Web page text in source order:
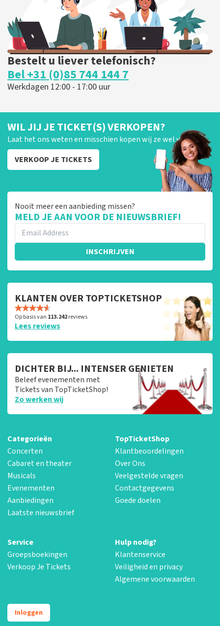
Bestelt u liever telefonisch?
Bel +31 (0)85 744 144 7
Werkdagen 12:00 - 17:00 uur
WIL JIJ JE TICKET(S) VERKOPEN?
Laat het ons weten en misschien kopen wij ze wel van je!
VERKOOP JE TICKETS
Nooit meer een aanbieding missen?
MELD JE AAN VOOR DE NIEUWSBRIEF!
INSCHRIJVEN
KLANTEN OVER TOPTICKETSHOP
Op basis van 113.242reviews
Lees reviews
DICHTER BIJ... INTENSER GENIETEN
Beleef evenementen met
Tickets van TopTicketShop!
Zo werken wij
Categorieën
Concerten
Cabaret en theater
Musicals
Evenementen
Aanbiedingen
Laatste nieuwsbrief
TopTicketShop
Klantbeoordelingen
Over Ons
Veelgestelde vragen
Contactgegevens
Goede doelen
Service
Groepsboekingen
Verkoop Je Tickets
Hulp nodig?
Klantenservice
Veiligheid en privacy
Algemene voorwaarden
Inloggen